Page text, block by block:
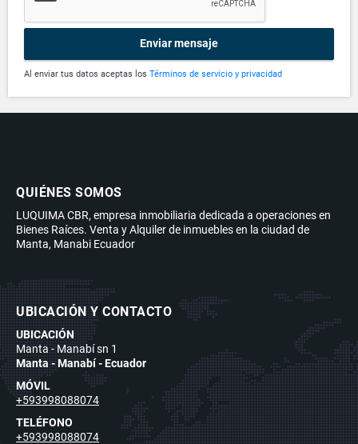
Enviar mensaje
Al enviar tus datos aceptas los Términos de servicio y privacidad
QUIÉNES SOMOS
LUQUIMA CBR, empresa inmobiliaria dedicada a operaciones en
Bienes Raíces. Venta y Alquiler de inmuebles en la ciudad de
Manta, Manabi Ecuador
UBICACIÓN Y CONTACTO
UBICACIÓN
Manta - Manabí sn 1
Manta - Manabí - Ecuador
MÓVIL
+593998088074
TELÉFONO
+593998088074